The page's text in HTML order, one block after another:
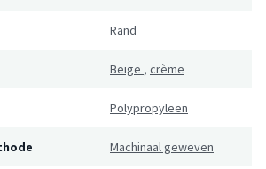
Rand
Beige , crème
Polypropyleen
Machinaal geweven